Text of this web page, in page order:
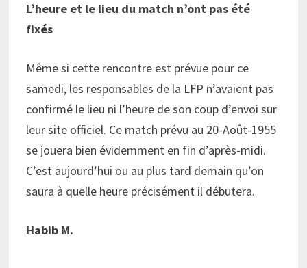
L’heure et le lieu du match n’ont pas été
fixés
Même si cette rencontre est prévue pour ce
samedi, les responsables de la LFP n’avaient pas
confirmé le lieu ni l’heure de son coup d’envoi sur
leur site officiel. Ce match prévu au 20-Août-1955
se jouera bien évidemment en fin d’après-midi.
C’est aujourd’hui ou au plus tard demain qu’on
saura à quelle heure précisément il débutera.
Habib M.